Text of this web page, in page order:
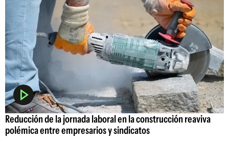
Reducción de la jornada laboral en la construcción reaviva
polémica entre empresarios y sindicatos